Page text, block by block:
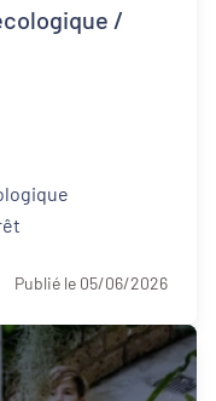
/
Publié le 05/06/2026